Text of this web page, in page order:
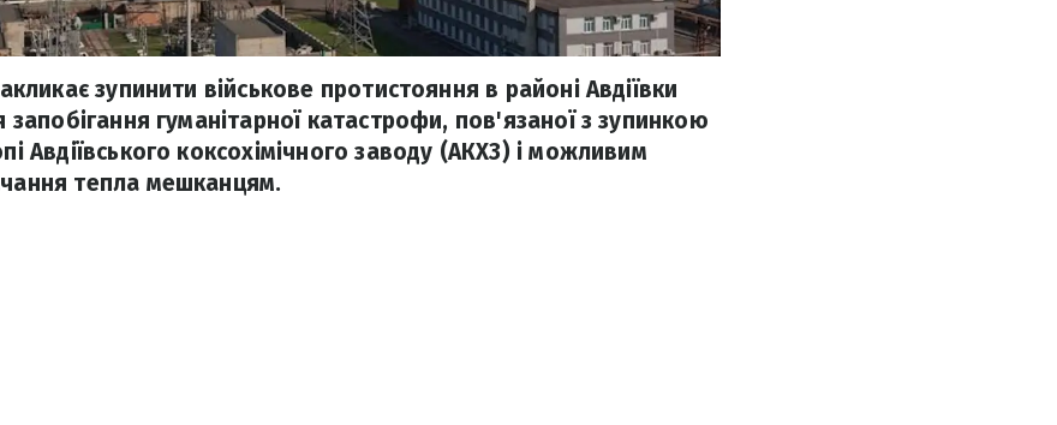
зупинити військове протистояння в районі Авдіївки
гуманітарної катастрофи, пов'язаної з зупинкою
Авдіївського коксохімічного заводу (АКХЗ) і можливим
тепла мешканцям.